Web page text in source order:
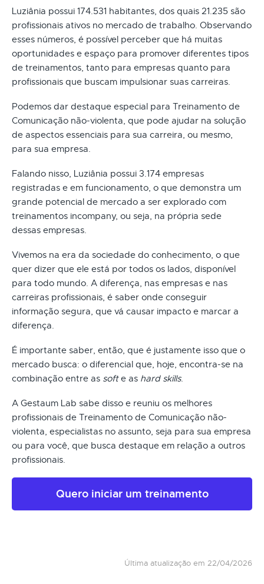
Luziânia possui 174.531 habitantes, dos quais 21.235 são
profissionais ativos no mercado de trabalho. Observando
esses números, é possível perceber que há muitas
oportunidades e espaço para promover diferentes tipos
de treinamentos, tanto para empresas quanto para
profissionais que buscam impulsionar suas carreiras.
Podemos dar destaque especial para Treinamento de
Comunicação não-violenta, que pode ajudar na solução
de aspectos essenciais para sua carreira, ou mesmo,
para sua empresa.
Falando nisso, Luziânia possui 3.174 empresas
registradas e em funcionamento, o que demonstra um
grande potencial de mercado a ser explorado com
treinamentos incompany, ou seja, na própria sede
dessas empresas.
Vivemos na era da sociedade do conhecimento, o que
quer dizer que ele está por todos os lados, disponível
para todo mundo. A diferença, nas empresas e nas
carreiras profissionais, é saber onde conseguir
informação segura, que vá causar impacto e marcar a
diferença.
É importante saber, então, que é justamente isso que o
mercado busca: o diferencial que, hoje, encontra-se na
combinação entre as softe as hard skills.
A Gestaum Lab sabe disso e reuniu os melhores
profissionais de Treinamento de Comunicação não-
violenta, especialistas no assunto, seja para sua empresa
ou para você, que busca destaque em relação a outros
profissionais.
Quero iniciar um treinamento
Última atualização em 22/04/2026